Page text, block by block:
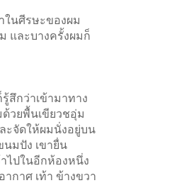
ในศีรษะของผม
และบางครั้งผมก็
สึกว่าเข้ามาทาง
วยพื้นเขียวชอุ่ม
ะจัดให้ผมนั่งอยู่บน
มปัง เขายื่น
ไปในอีกห้องหนึ่ง
กาศ เท้า ข้างขวา